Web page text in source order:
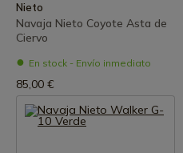
Nieto
Navaja Nieto Coyote Asta de
Ciervo
En stock - Envío inmediato
85,00 €